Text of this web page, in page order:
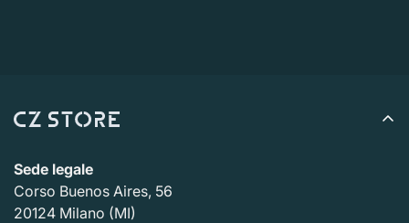
Sede legale
Corso Buenos Aires, 56
20124 Milano (MI)